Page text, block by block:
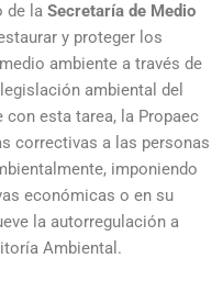
de la Secretaría de Medio
y proteger los
ambiente a través de
ambiental del
esta tarea, la Propaec
correctivas a las personas
imponiendo
económicas o en su
la autorregulación a
Ambiental.